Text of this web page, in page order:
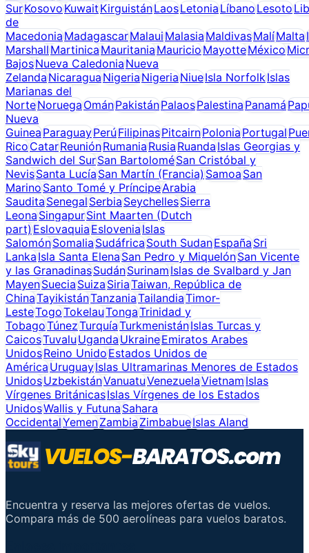
SurKosovoKuwaitKirguistánLaosLetoniaLíbanoLesoto
de
MacedoniaMadagascarMalauiMalasiaMaldivasMalíMalta
MarshallMartinicaMauritaniaMauricioMayotteMéxico
BajosNueva CaledoniaNueva
ZelandaNicaraguaNigeriaNigeriaNiueIsla NorfolkIslas
Marianas del
NorteNoruegaOmánPakistánPalaosPalestinaPanamá
Nueva
GuineaParaguayPerúFilipinasPitcairnPoloniaPortugal
RicoCatarReuniónRumaniaRusiaRuandaIslas Georgias y
Sandwich del SurSan BartoloméSan Cristóbal y
NevisSanta LucíaSan Martín (Francia) SamoaSan
MarinoSanto Tomé y PríncipeArabia
SauditaSenegalSerbiaSeychellesSierra
LeonaSingapurSint Maarten (Dutch
part)EslovaquiaEsloveniaIslas
SalomónSomaliaSudáfricaSouth SudanEspañaSri
LankaIsla Santa ElenaSan Pedro y MiquelónSan Vicente
y las GranadinasSudánSurinamIslas de Svalbard y Jan
MayenSueciaSuizaSiriaTaiwan, República de
ChinaTayikistánTanzaniaTailandiaTimor-
LesteTogoTokelauTongaTrinidad y
TobagoTúnezTurquíaTurkmenistánIslas Turcas y
CaicosTuvaluUgandaUkraineEmiratos Arabes
UnidosReino UnidoEstados Unidos de
AméricaUruguayIslas Ultramarinas Menores de Estados
UnidosUzbekistánVanuatuVenezuelaVietnamIslas
Vírgenes BritánicasIslas Vírgenes de los Estados
UnidosWallis y FutunaSahara
OccidentalYemenZambiaZimbabueIslas Aland
Encuentra y reserva las mejores ofertas de vuelos.
Compara más de 500 aerolíneas para vuelos baratos.